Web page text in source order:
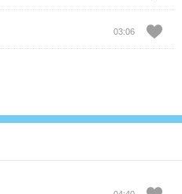
03:06